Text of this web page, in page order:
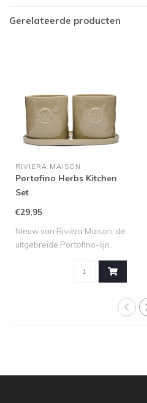
Gerelateerde producten
RIVIERA MAISON
Portofino Herbs Kitchen
Set
€29,95
Nieuw van Rivièra Maison: de
uitgebreide Portofino-lijn.